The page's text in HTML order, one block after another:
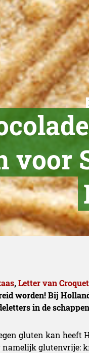
voor
,Letter van
worden! Bij
in de
gluten kan heeft
glutenvrije: